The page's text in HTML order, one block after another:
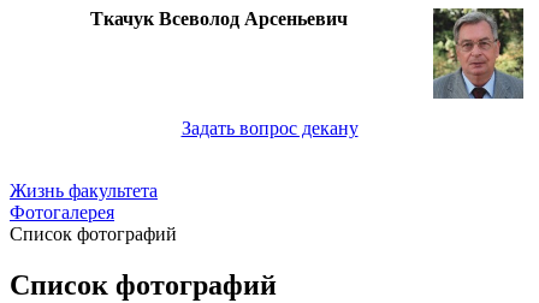
Ткачук Всеволод Арсеньевич
Задать вопрос декану
Жизнь факультета
Фотогалерея
Список фотографий
Список фотографий